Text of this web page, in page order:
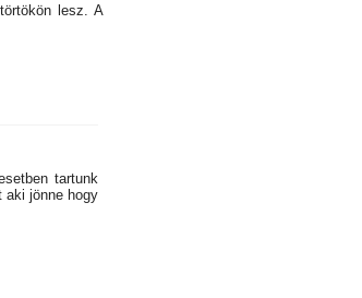
lesz. A
tartunk
aki jönne hogy